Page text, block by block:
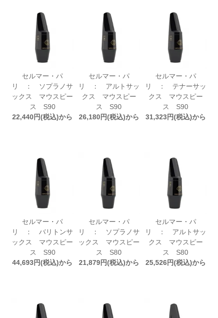
セルマー・パ
リ ： ソプラノサ
ックス マウスピー
ス S90
22,440円(税込)から
セルマー・パ
リ ： アルトサッ
クス マウスピー
ス S90
26,180円(税込)から
セルマー・パ
リ ： テナーサッ
クス マウスピー
ス S90
31,323円(税込)から
セルマー・パ
リ ： バリトンサ
ックス マウスピー
ス S90
44,693円(税込)から
セルマー・パ
リ ： ソプラノサ
ックス マウスピー
ス S80
21,879円(税込)から
セルマー・パ
リ ： アルトサッ
クス マウスピー
ス S80
25,526円(税込)から